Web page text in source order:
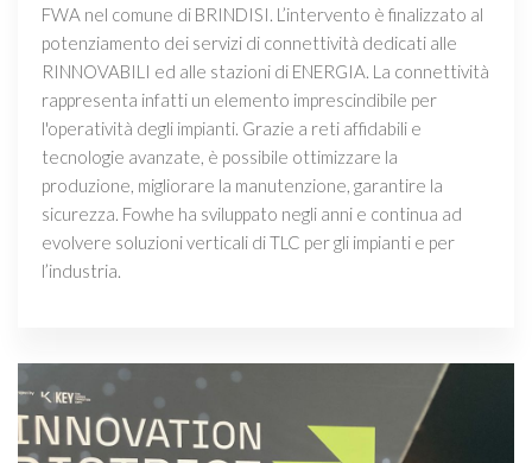
FWA nel comune di BRINDISI. L’intervento è finalizzato al
potenziamento dei servizi di connettività dedicati alle
RINNOVABILI ed alle stazioni di ENERGIA. La connettività
rappresenta infatti un elemento imprescindibile per
l'operatività degli impianti. Grazie a reti affidabili e
tecnologie avanzate, è possibile ottimizzare la
produzione, migliorare la manutenzione, garantire la
sicurezza. Fowhe ha sviluppato negli anni e continua ad
evolvere soluzioni verticali di TLC per gli impianti e per
l’industria.